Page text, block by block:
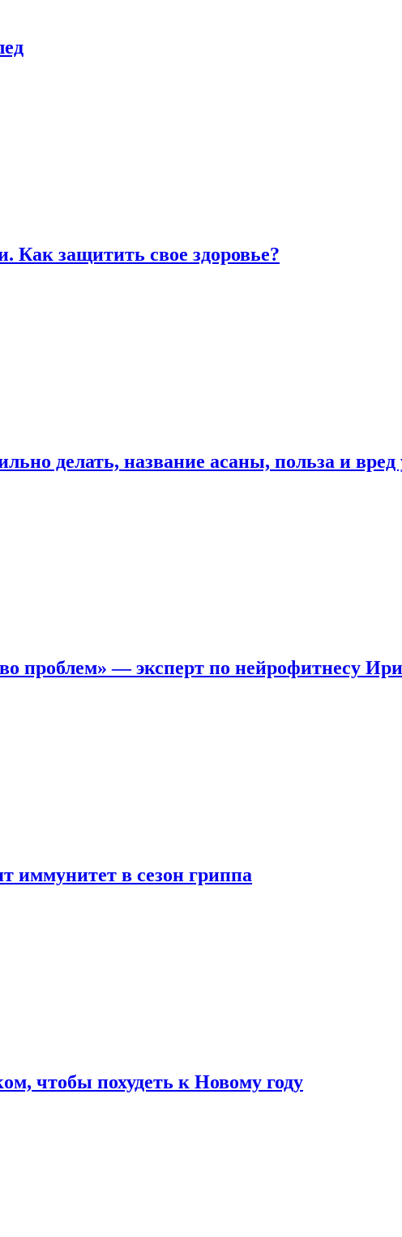
защитить свое здоровье?
делать, название асаны, польза и
проблем» — эксперт по нейрофитнесу
иммунитет в сезон гриппа
чтобы похудеть к Новому году